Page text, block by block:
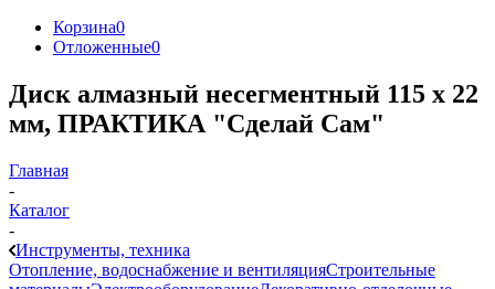
Корзина0
Отложенные0
Диск алмазный несегментный 115 х 22
мм, ПРАКТИКА "Сделай Сам"
Главная
-
Каталог
-
Инструменты, техника
Отопление, водоснабжение и вентиляцияСтроительные